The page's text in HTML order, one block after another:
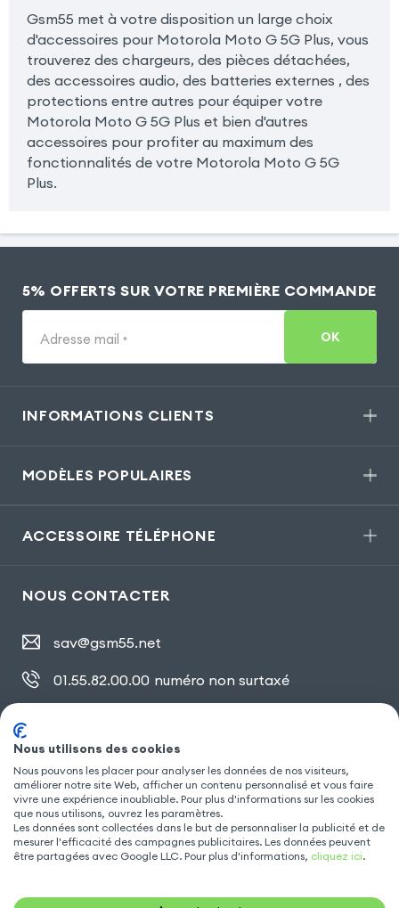
Gsm55 met à votre disposition un large choix
d'accessoires pour Motorola Moto G 5G Plus, vous
trouverez des chargeurs, des pièces détachées,
des accessoires audio, des batteries externes , des
protections entre autres pour équiper votre
Motorola Moto G 5G Plus et bien d'autres
accessoires pour profiter au maximum des
fonctionnalités de votre Motorola Moto G 5G
Plus.
5% OFFERTS SUR VOTRE PREMIÈRE COMMANDE
Adresse mail * OK
INFORMATIONS CLIENTS
MODÈLES POPULAIRES
ACCESSOIRE TÉLÉPHONE
NOUS CONTACTER
sav@gsm55.net
01.55.82.00.00 numéro non surtaxé
SUIVEZ NOUS
Nous utilisons des cookies
Nous pouvons les placer pour analyser les données de nos visiteurs,
améliorer notre site Web, afficher un contenu personnalisé et vous faire
vivre une expérience inoubliable. Pour plus d'informations sur les cookies
que nous utilisons, ouvrez les paramètres.
Les données sont collectées dans le but de personnaliser la publicité et de
mesurer l'efficacité des campagnes publicitaires. Les données peuvent
être partagées avec Google LLC. Pour plus d'informations, cliquez ici.